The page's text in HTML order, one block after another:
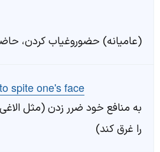
(عامیانه) حضوروغیاب کردن،
spite one's face
به منافع خود ضرر زدن (مثل
را غرق کند)